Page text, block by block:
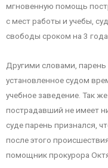
мгновенную помощь
с мест работы и учебы,
свободы сроком на 3
Другими словами,
установленное судом
учебное заведение. Так
пострадавший не имеет
суде парень признался,
после этого
помощник прокурора